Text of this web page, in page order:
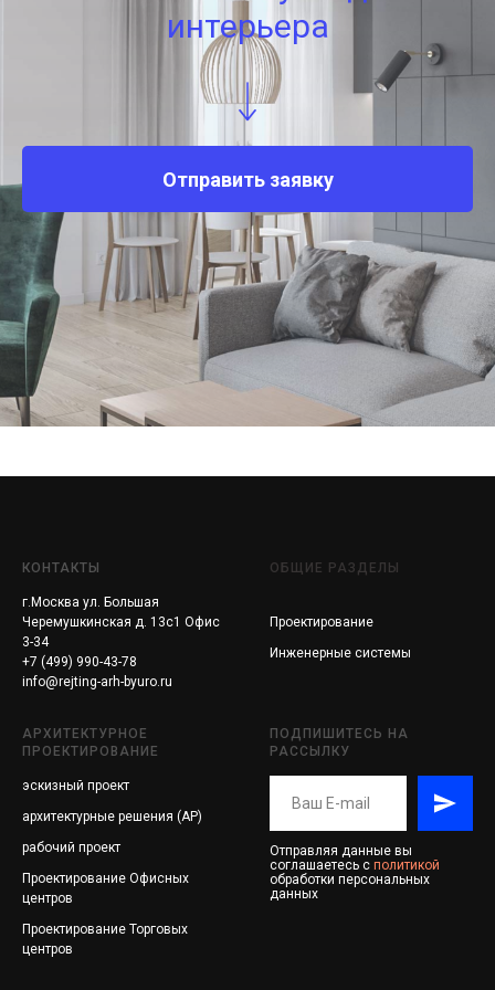
интерьера
Отправить заявку
КОНТАКТЫ
г.Москва ул. Большая
Черемушкинская д. 13с1 Офис
3-34
+7 (499) 990-43-78
info@rejting-arh-byuro.ru
ОБЩИЕ РАЗДЕЛЫ
Проектирование
Инженерные системы
АРХИТЕКТУРНОЕ
ПРОЕКТИРОВАНИЕ
эскизный проект
архитектурные решения (АР)
рабочий проект
Проектирование Офисных
центров
Проектирование Торговых
центров
ПОДПИШИТЕСЬ НА
РАССЫЛКУ
Отправляя данные вы
соглашаетесь с политикой
обработки персональных
данных